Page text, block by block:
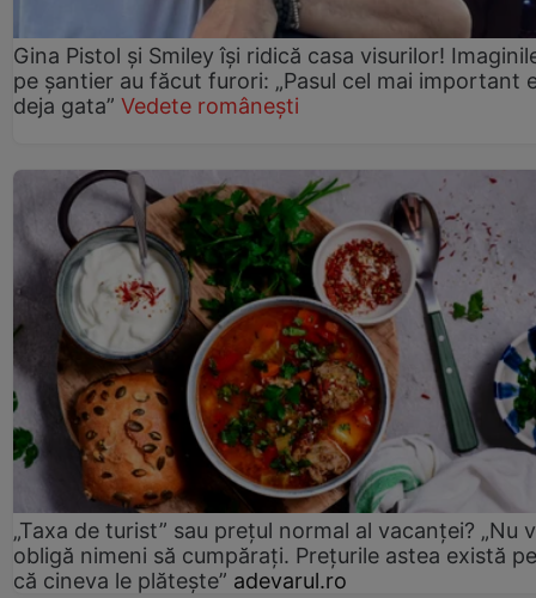
Gina Pistol și Smiley își ridică casa visurilor!
pe șantier au făcut furori: „Pasul cel mai important
deja gata” Vedete românești
„Taxa de turist” sau prețul normal al vacanței? „Nu
obligă nimeni să cumpărați. Prețurile astea există
că cineva le plătește” adevarul.ro